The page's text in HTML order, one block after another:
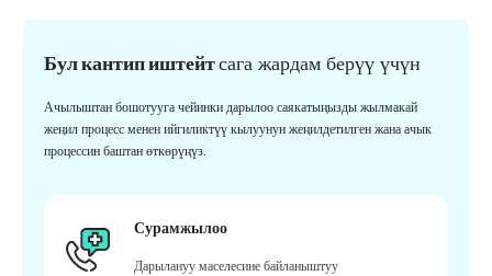
Бул кантип иштейтсага жардам берүү үчүн
Ачылыштан бошотууга чейинки дарылоо саякатыңызды жылмакай
жеңил процесс менен ийгиликтүү кылуунун жеңилдетилген жана ачык
процессин баштан өткөрүңүз.
Сурамжылоо
Дарылануу маселесине байланыштуу